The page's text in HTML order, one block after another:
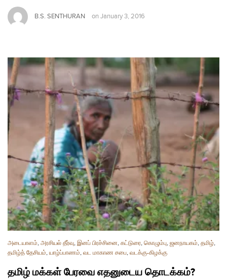
B.S. SENTHURAN on January 3, 2016
அடையாளம், அரசியல் தீர்வு, இனப் பிரச்சினை, கட்டுரை, கொழும்பு, ஜனநாயகம், தமிழ்,
தமிழ்த் தேசியம், யாழ்ப்பாணம், வட மாகாண சபை, வடக்கு-கிழக்கு
தமிழ் மக்கள் பேரவை எதனுடைய தொடக்கம்?